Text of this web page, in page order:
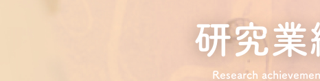
研究業
Research